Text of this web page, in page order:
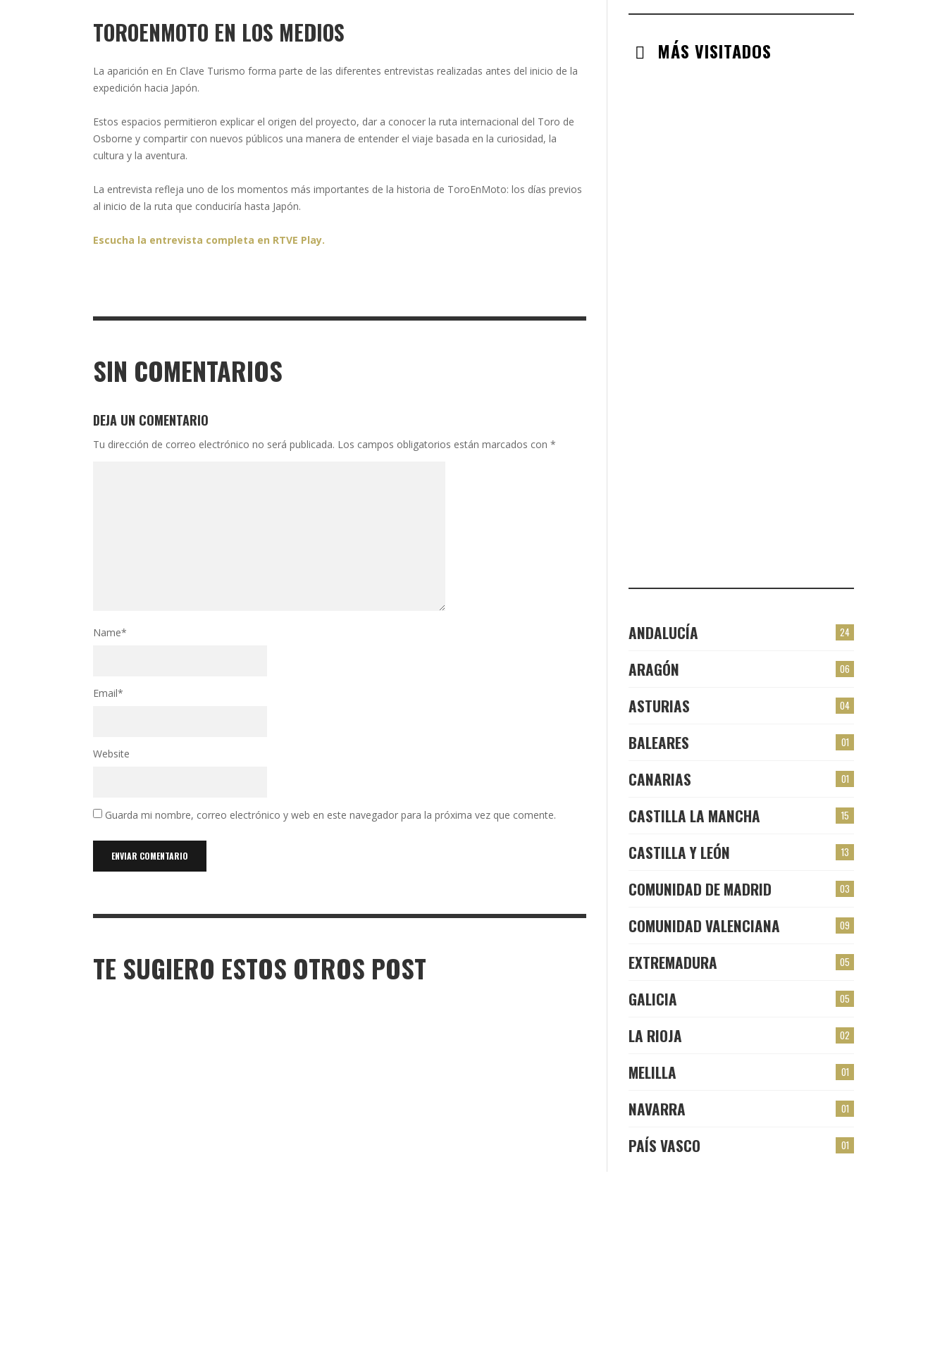
TOROENMOTO EN LOS MEDIOS
La aparición en En Clave Turismo forma parte de las diferentes entrevistas realizadas antes del inicio de la
expedición hacia Japón.
Estos espacios permitieron explicar el origen del proyecto, dar a conocer la ruta internacional del Toro de
Osborne y compartir con nuevos públicos una manera de entender el viaje basada en la curiosidad, la
cultura y la aventura.
La entrevista refleja uno de los momentos más importantes de la historia de ToroEnMoto: los días previos
al inicio de la ruta que conduciría hasta Japón.
Escucha la entrevista completa en RTVE Play.
SIN COMENTARIOS
DEJA UN COMENTARIO
Tu dirección de correo electrónico no será publicada. Los campos obligatorios están marcados con *
Name*
Email*
Website
Guarda mi nombre, correo electrónico y web en este navegador para la próxima vez que comente.
TE SUGIERO ESTOS OTROS POST
MÁS VISITADOS
24
ANDALUCÍA
06
ARAGÓN
04
ASTURIAS
01
BALEARES
01
CANARIAS
15
CASTILLA LA MANCHA
13
CASTILLA Y LEÓN
03
COMUNIDAD DE MADRID
09
COMUNIDAD VALENCIANA
05
EXTREMADURA
05
GALICIA
02
LA RIOJA
01
MELILLA
01
NAVARRA
01
PAÍS VASCO